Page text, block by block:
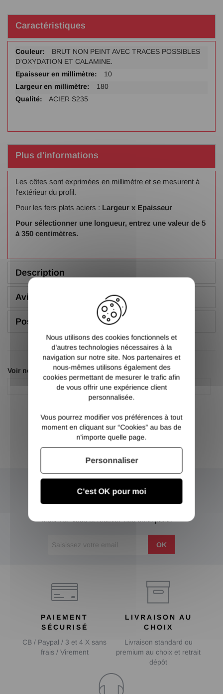
Caractéristiques
Plus
d'infos
BRUT NON PEINT AVEC TRACES POSSIBLES
D'OXYDATION ET CALAMINE.
10
180
ACIER S235
Plus d'informations
Les côtes sont exprimées en millimètre et se mesurent à
l'extérieur du profil.
Pour les fers plats aciers : Largeur x Epaisseur
Pour sélectionner une longueur, entrez une valeur de 5
à 350 centimètres.
Description
Avis (5.00/5)
Poser une question
Voir nos autres pages :
Fer plat acier
Fer plat acier
NEWSLETTER
Inscrivez-vous et recevez nos bons plans
OK
PAIEMENT
SÉCURISÉ
CB / Paypal / 3 et 4 X sans
frais / Virement
LIVRAISON AU
CHOIX
Livraison standard ou
premium au choix et retrait
dépôt
Nous utilisons des cookies fonctionnels et
d’autres technologies nécessaires à la
navigation sur notre site. Nos partenaires et
nous-mêmes utilisons également des
cookies permettant de mesurer le trafic afin
de vous offrir une expérience client
personnalisée.
Vous pourrez modifier vos préférences à tout
moment en cliquant sur “Cookies” au bas de
n'importe quelle page.
C'est OK pour moi
Personnaliser